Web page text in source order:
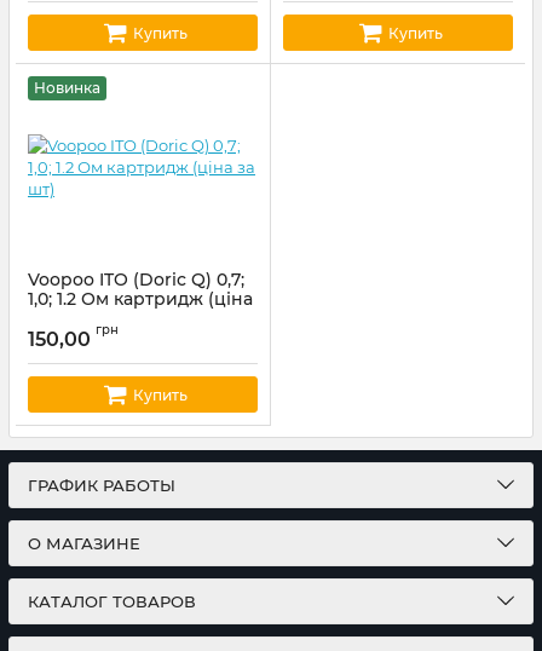
Купить Купить
Новинка
Voopoo ITO (Doric Q) 0,7;
1,0; 1.2 Ом картридж (ціна
Артикул: voopoo13
150,00 грн
Купить
ГРАФИК РАБОТЫ
О МАГАЗИНЕ
КАТАЛОГ ТОВАРОВ